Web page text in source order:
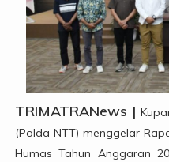
TRIMATRANews |
(Polda NTT) menggelar
Humas Tahun Anggaran